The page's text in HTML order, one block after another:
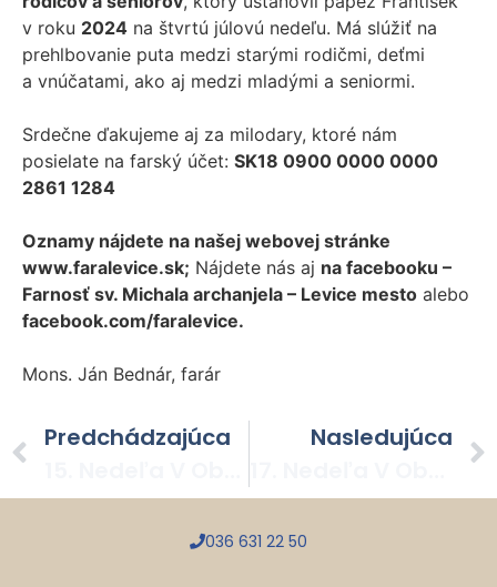
v roku 2024 na štvrtú júlovú nedeľu. Má slúžiť na
prehlbovanie puta medzi starými rodičmi, deťmi
a vnúčatami, ako aj medzi mladými a seniormi.
Srdečne ďakujeme aj za milodary, ktoré nám
posielate na farský účet: SK18 0900 0000 0000
2861 1284
Oznamy nájdete na našej webovej stránke
www.faralevice.sk; Nájdete nás aj na facebooku –
Farnosť sv. Michala archanjela – Levice mesto alebo
facebook.com/faralevice.
Mons. Ján Bednár, farár
Predchádzajúca
Nasledujúca
036 631 22 50